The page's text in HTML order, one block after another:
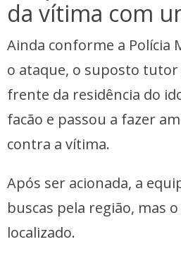
da vítima com
Ainda conforme a Polícia
o ataque, o suposto
frente da residência do
facão e passou a fazer
contra a vítima.
Após ser acionada, a
buscas pela região, mas
localizado.